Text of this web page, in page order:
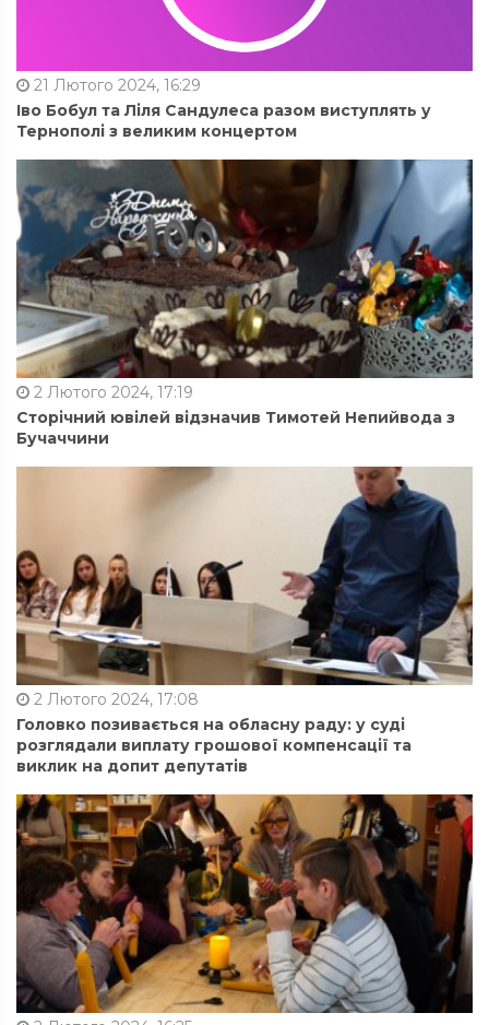
21 Лютого 2024, 16:29
Іво Бобул та Ліля Сандулеса разом виступлять у
Тернополі з великим концертом
2 Лютого 2024, 17:19
Сторічний ювілей відзначив Тимотей Непийвода з
Бучаччини
2 Лютого 2024, 17:08
Головко позивається на обласну раду: у суді
розглядали виплату грошової компенсації та
виклик на допит депутатів